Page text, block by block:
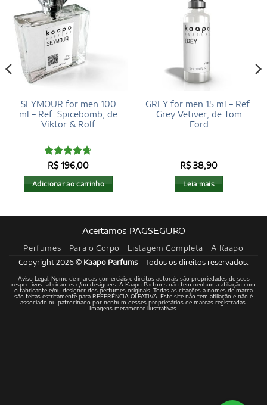
SEYMOUR for men 100
ml – Ref. Spicebomb, de
Viktor & Rolf
Avaliação
4.71de 5
R$196,00
Adicionar ao carrinho
GREY for men 15 ml – Ref.
Grey Vetiver, de Tom
Ford
R$38,90
Leia mais
Aceitamos PAGSEGURO
Perfumes Para o Corpo Listagem Completa A Kaapo
Copyright 2026 © Kaapo Parfums- Todos os direitos reservados.
Aviso Legal: Nome de marcas comerciais e direitos autorais são propriedades de seus
respectivos fabricantes e/ou designers. A Kaapo Parfums não tem nenhuma afiliação com
o fabricante e/ou designer dos perfumes originais. Todas as citações a nomes de marca
são feitas estritamente para REFERÊNCIA OLFATIVA. Este site não tem afiliação e não é
associado ou patrocinado por nenhum desses proprietários de marcas registradas.
Imagens meramente ilustrativas.